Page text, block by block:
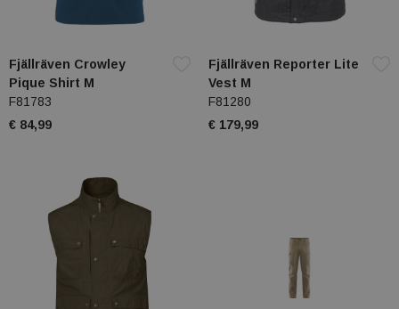
Fjällräven Crowley
Pique Shirt M
F81783
€ 84,99
Fjällräven Reporter Lite
Vest M
F81280
€ 179,99